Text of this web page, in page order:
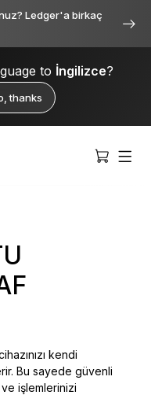
Ledger'a birkaç
to İngilizce?
thanks
kendi
Bu sayede güvenli
işlemlerinizi